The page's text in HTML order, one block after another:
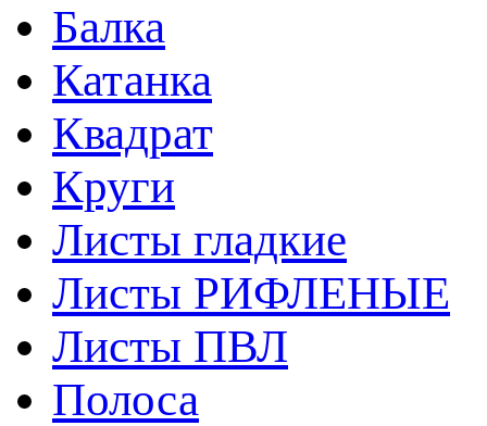
Балка
Катанка
Квадрат
Круги
Листы гладкие
Листы РИФЛЕНЫЕ
Листы ПВЛ
Полоса